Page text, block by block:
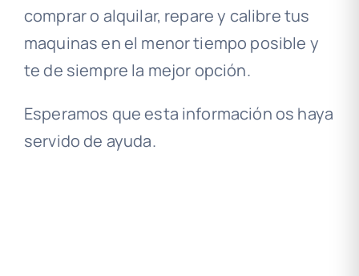
comprar o alquilar, repare y calibre tus
maquinas en el menor tiempo posible y
te de siempre la mejor opción.
Esperamos que esta información os haya
servido de ayuda.